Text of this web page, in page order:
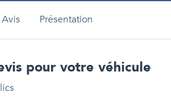
Avis Présentation
pour votre véhicule